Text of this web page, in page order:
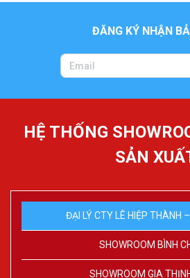
ĐĂNG KÝ NHẬN
HỆ THỐNG
SẢN
ĐẠI LÝ CTY LÊ HIỆP THÀNH
SHOWROOM BÌNH
SHOWROOM GIA